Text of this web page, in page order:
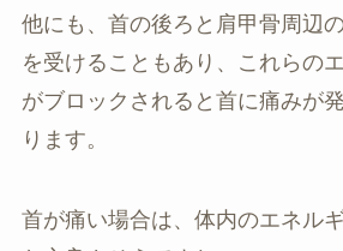
他にも、首の後ろと肩甲骨周辺
を受けることもあり、これらの
がブロックされると首に痛みが
ります。
首が痛い場合は、体内のエネル